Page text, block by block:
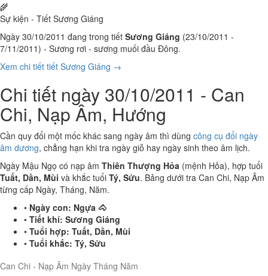
🌾
Sự kiện - Tiết Sương Giáng
Ngày 30/10/2011 đang trong tiết Sương Giáng (23/10/2011 -
7/11/2011) - Sương rơi - sương muối đầu Đông.
Xem chi tiết tiết Sương Giáng →
Chi tiết ngày 30/10/2011 - Can
Chi, Nạp Âm, Hướng
Cần quy đổi một mốc khác sang ngày âm thì dùng công cụ đổi ngày
âm dương, chẳng hạn khi tra ngày giỗ hay ngày sinh theo âm lịch.
Ngày Mậu Ngọ có nạp âm Thiên Thượng Hỏa (mệnh Hỏa), hợp tuổi
Tuất, Dần, Mùi và khắc tuổi Tý, Sửu. Bảng dưới tra Can Chi, Nạp Âm
từng cấp Ngày, Tháng, Năm.
• Ngày con: Ngựa 🐴
• Tiết khí: Sương Giáng
• Tuổi hợp: Tuất, Dần, Mùi
• Tuổi khắc: Tý, Sửu
Can Chi - Nạp Âm Ngày Tháng Năm